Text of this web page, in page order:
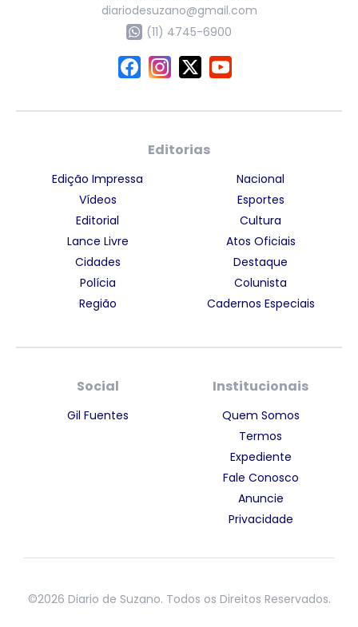
diariodesuzano@gmail.com
(11) 4745-6900
Editorias
Edição Impressa
Vídeos
Editorial
Lance Livre
Cidades
Polícia
Região
Nacional
Esportes
Cultura
Atos Oficiais
Destaque
Colunista
Cadernos Especiais
Social
Gil Fuentes
Institucionais
Quem Somos
Termos
Expediente
Fale Conosco
Anuncie
Privacidade
©2026 Diario de Suzano. Todos os Direitos Reservados.